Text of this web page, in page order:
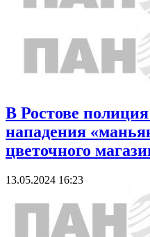
В Ростове
нападения
цветочного
13.05.2024 16:23